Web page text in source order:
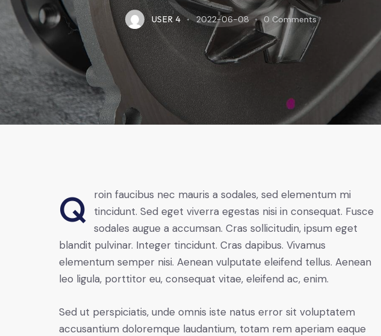
USER 4 2022-06-08 0 Comments
Qroin faucibus nec mauris a sodales, sed elementum mi
tincidunt. Sed eget viverra egestas nisi in consequat. Fusce
sodales augue a accumsan. Cras sollicitudin, ipsum eget
blandit pulvinar. Integer tincidunt. Cras dapibus. Vivamus
elementum semper nisi. Aenean vulputate eleifend tellus. Aenean
leo ligula, porttitor eu, consequat vitae, eleifend ac, enim.
Sed ut perspiciatis, unde omnis iste natus error sit voluptatem
accusantium doloremque laudantium, totam rem aperiam eaque